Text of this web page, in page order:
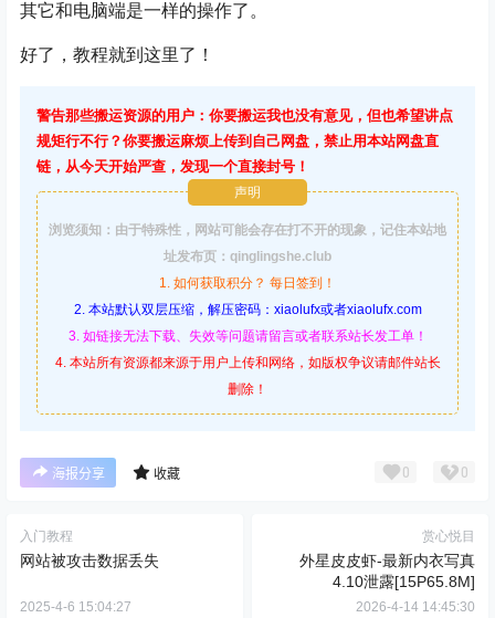
其它和电脑端是一样的操作了。
好了，教程就到这里了！
警告那些搬运资源的用户：你要搬运我也没有意见，但也希望讲点
规矩行不行？你要搬运麻烦上传到自己网盘，禁止用本站网盘直
链，从今天开始严查，发现一个直接封号！
声明
浏览须知：由于特殊性，网站可能会存在打不开的现象，记住本站地
址发布页：qinglingshe.club
1. 如何获取积分？ 每日签到！
2. 本站默认双层压缩，解压密码：xiaolufx或者xiaolufx.com
3. 如链接无法下载、失效等问题请留言或者联系站长发工单！
4. 本站所有资源都来源于用户上传和网络，如版权争议请邮件站长
删除！
海报分享 收藏 0 0
入门教程
网站被攻击数据丢失
2025-4-6 15:04:27
赏心悦目
外星皮皮虾-最新内衣写真
4.10泄露[15P65.8M]
2026-4-14 14:45:30